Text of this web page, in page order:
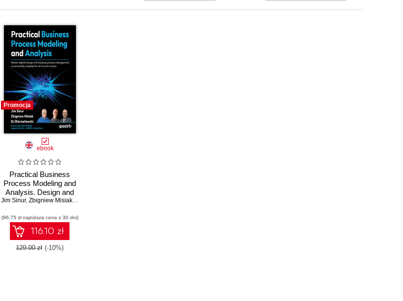
Promocja
ebook
Practical Business
Process Modeling and
Analysis. Design and
optimize business
incrementally for AI
transformation using
BPMN
Jim Sinur, Zbigniew Misiak,BJ Biernatowski
(96,75 zł najniższa cena z 30 dni)
116.10 zł
129.00 zł (-10%)